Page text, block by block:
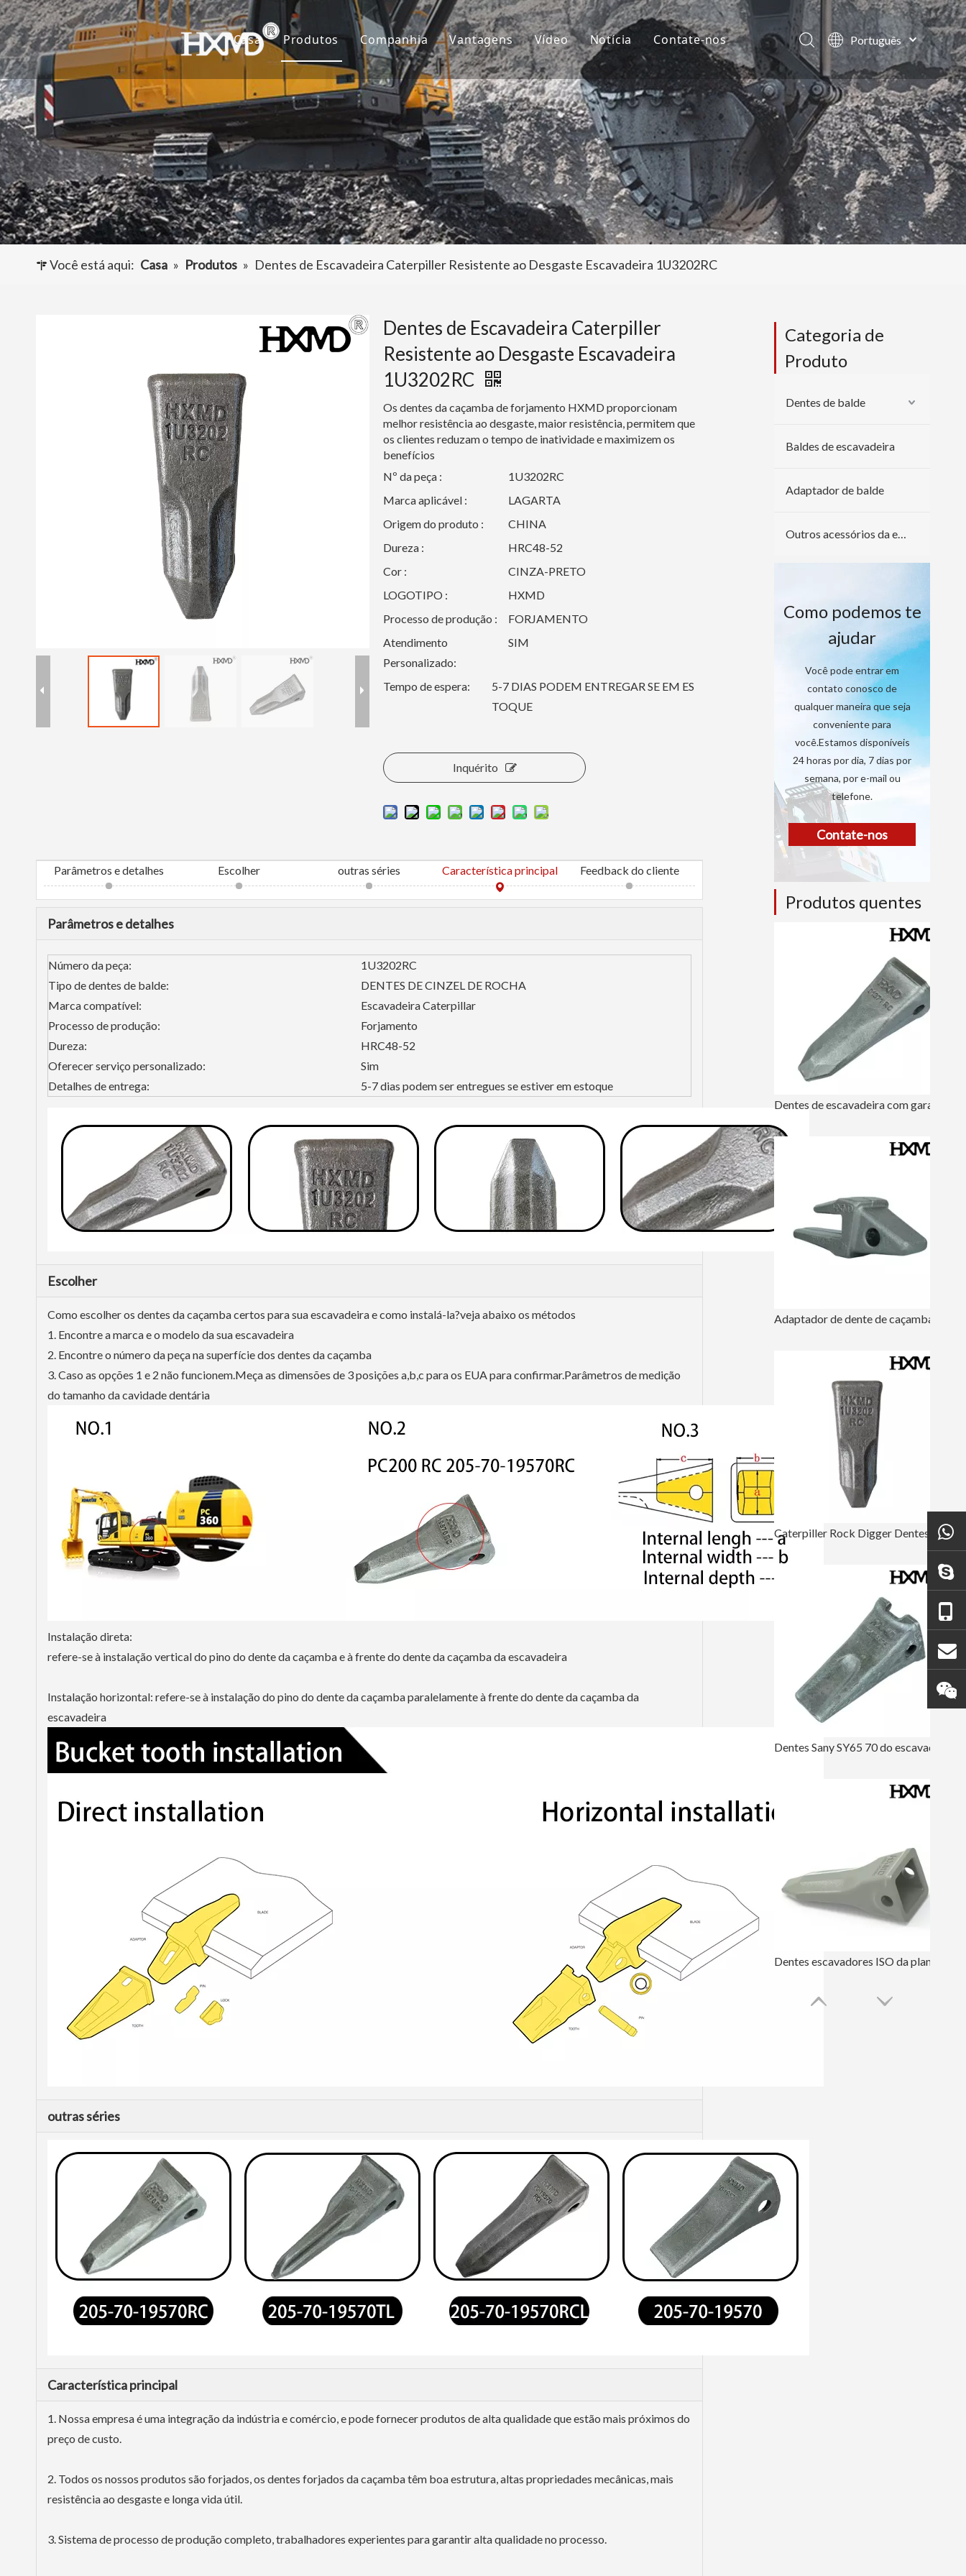
Casa Produtos
Dentes de Balde
Caçamba da Escavadeira
Adaptador de dentes de caçamba
Outros acessórios da escavadeira
Companhia
Sobre nós
Cultura
Perguntas frequentes
Vantagens
P&D
Produção
Serviço
Vídeo Notícia
Notícias da empresa
Projetos
Contate-nos
Português
English
العربية
Français
Pусский
Español
Você está aqui: Casa » Produtos » Dentes de Escavadeira Caterpiller Resistente ao Desgaste Escavadeira 1U3202RC
Dentes de Escavadeira Caterpiller
Resistente ao Desgaste Escavadeira
1U3202RC
Os dentes da caçamba de forjamento HXMD proporcionam
melhor resistência ao desgaste, maior resistência, permitem que
os clientes reduzam o tempo de inatividade e maximizem os
benefícios
Nº da peça :
1U3202RC
Marca aplicável :
LAGARTA
Origem do produto :
CHINA
Dureza :
HRC48-52
Cor :
CINZA-PRETO
LOGOTIPO :
HXMD
Processo de produção :
FORJAMENTO
Atendimento
Personalizado:
SIM
Tempo de espera:
5-7 DIAS PODEM ENTREGAR SE EM ES
TOQUE
Inquérito
Parâmetros e detalhes Escolher outras séries Característica principal Feedback do cliente
Parâmetros e detalhes
Número da peça:
1U3202RC
Tipo de dentes de balde:
DENTES DE CINZEL DE ROCHA
Marca compatível:
Escavadeira Caterpillar
Processo de produção:
Forjamento
Dureza:
HRC48-52
Oferecer serviço personalizado:
Sim
Detalhes de entrega:
5-7 dias podem ser entregues se estiver em estoque
Escolher
Como escolher os dentes da caçamba certos para sua escavadeira e como instalá-la?veja abaixo os métodos
1. Encontre a marca e o modelo da sua escavadeira
2. Encontre o número da peça na superfície dos dentes da caçamba
3. Caso as opções 1 e 2 não funcionem.Meça as dimensões de 3 posições a,b,c para os EUA para confirmar.Parâmetros de medição
do tamanho da cavidade dentária
Instalação direta:
refere-se à instalação vertical do pino do dente da caçamba e à frente do dente da caçamba da escavadeira
Instalação horizontal: refere-se à instalação do pino do dente da caçamba paralelamente à frente do dente da caçamba da
escavadeira
outras séries
Característica principal
1. Nossa empresa é uma integração da indústria e comércio, e pode fornecer produtos de alta qualidade que estão mais próximos do
preço de custo.
2. Todos os nossos produtos são forjados, os dentes forjados da caçamba têm boa estrutura, altas propriedades mecânicas, mais
resistência ao desgaste e longa vida útil.
3. Sistema de processo de produção completo, trabalhadores experientes para garantir alta qualidade no processo.
Categoria de
Produto
Dentes de balde
Baldes de escavadeira
Adaptador de balde
Outros acessórios da escavadeira
Como podemos te
ajudar
Você pode entrar em
contato conosco de
qualquer maneira que seja
conveniente para
você.Estamos disponíveis
24 horas por dia, 7 dias por
semana, por e-mail ou
telefone.
Contate-nos
Produtos quentes
Caterpiller Rock Digger Dentes 1U3202RC